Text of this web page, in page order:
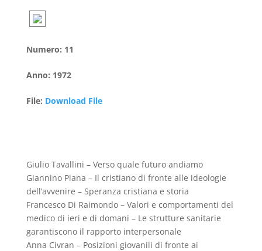
Numero: 11
Anno: 1972
File: Download File
Giulio Tavallini – Verso quale futuro andiamo
Giannino Piana – Il cristiano di fronte alle ideologie
dell’avvenire – Speranza cristiana e storia
Francesco Di Raimondo – Valori e comportamenti del
medico di ieri e di domani – Le strutture sanitarie
garantiscono il rapporto interpersonale
Anna Civran – Posizioni giovanili di fronte ai